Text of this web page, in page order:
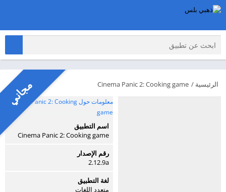
الرئيسية /
Cinema Panic 2: Cooking game
معلومات حول Cinema Panic 2: Cooking
game
اسم التطبيق
Cinema Panic 2: Cooking game
رقم الإصدار
2.12.9a
لغة التطبيق
متعدد اللغات
مجاني